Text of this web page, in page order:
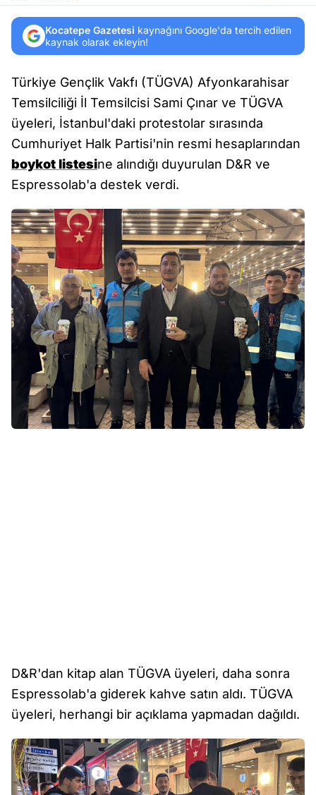
Kocatepe Gazetesi kaynağını Google'da tercih edilen
kaynak olarak ekleyin!
Türkiye Gençlik Vakfı (TÜGVA) Afyonkarahisar
Temsilciliği İl Temsilcisi Sami Çınar ve TÜGVA
üyeleri, İstanbul'daki protestolar sırasında
Cumhuriyet Halk Partisi'nin resmi hesaplarından
boykot listesine alındığı duyurulan D&R ve
Espressolab'a destek verdi.
D&R'dan kitap alan TÜGVA üyeleri, daha sonra
Espressolab'a giderek kahve satın aldı. TÜGVA
üyeleri, herhangi bir açıklama yapmadan dağıldı.